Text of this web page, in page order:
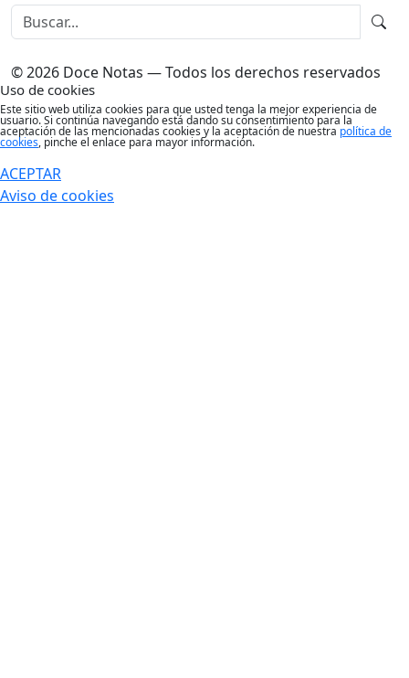
© 2026 Doce Notas — Todos los derechos reservados
Uso de cookies
Este sitio web utiliza cookies para que usted tenga la mejor experiencia de
usuario. Si continúa navegando está dando su consentimiento para la
aceptación de las mencionadas cookies y la aceptación de nuestra política de
cookies, pinche el enlace para mayor información.
ACEPTAR
Aviso de cookies